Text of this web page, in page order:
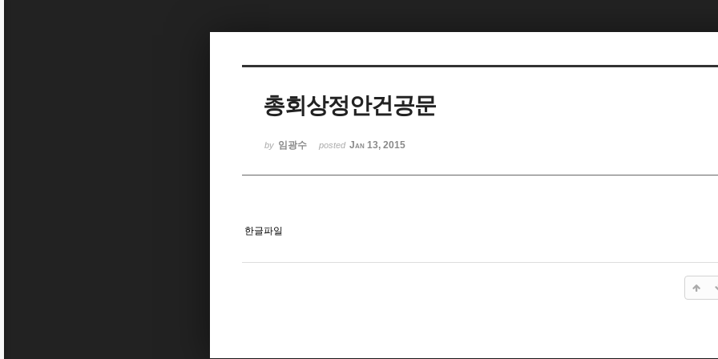
총회상정안건공문
by 임광수 posted Jan 13, 2015
한글파일
Sketchbook5, 스케치북5
Sketchbook5, 스케치북5